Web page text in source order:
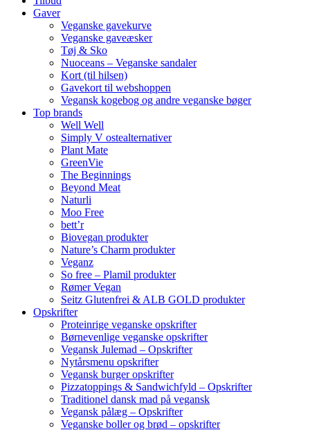
Gaver
Veganske gavekurve
Veganske gaveæsker
Tøj & Sko
Nuoceans – Veganske sandaler
Kort (til hilsen)
Gavekort til webshoppen
Vegansk kogebog og andre veganske bøger
Top brands
Well Well
Simply V ostealternativer
Plant Mate
GreenVie
The Beginnings
Beyond Meat
Naturli
Moo Free
bett’r
Biovegan produkter
Nature’s Charm produkter
Veganz
So free – Plamil produkter
Rømer Vegan
Seitz Glutenfrei & ALB GOLD produkter
Opskrifter
Proteinrige veganske opskrifter
Børnevenlige veganske opskrifter
Vegansk Julemad – Opskrifter
Nytårsmenu opskrifter
Vegansk burger opskrifter
Pizzatoppings & Sandwichfyld – Opskrifter
Traditionel dansk mad på vegansk
Vegansk pålæg – Opskrifter
Veganske boller og brød – opskrifter